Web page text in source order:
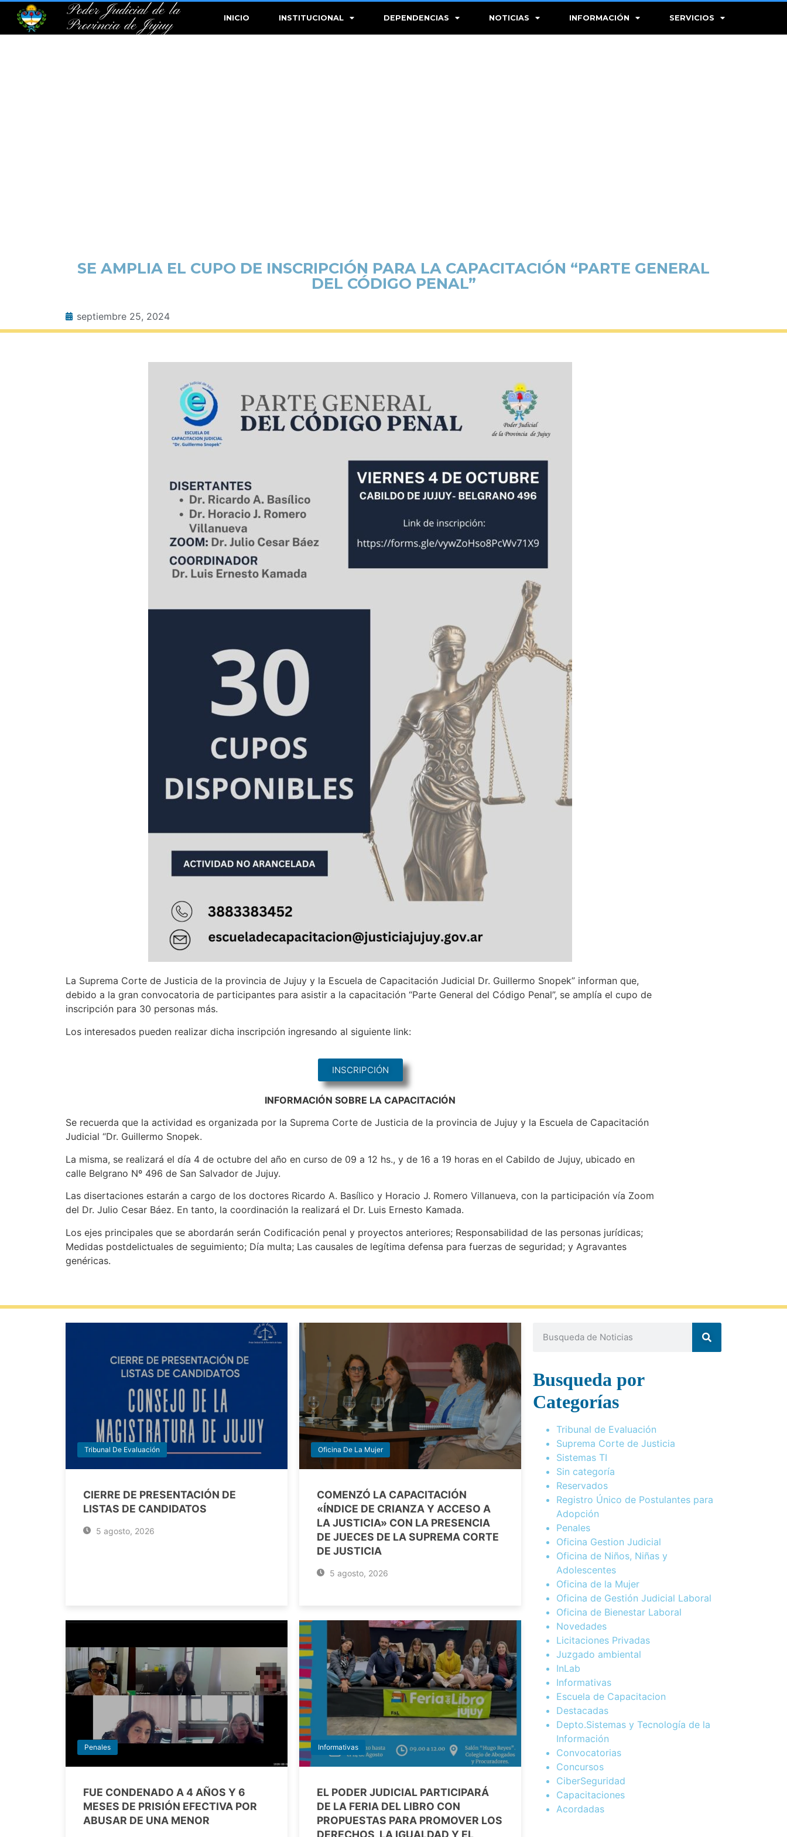
Poder Judicial de la
Provincia de Jujuy
INICIO INSTITUCIONAL DEPENDENCIAS NOTICIAS INFORMACIÓN SERVICIOS
SE AMPLIA EL CUPO DE INSCRIPCIÓN PARA LA CAPACITACIÓN “PARTE GENERAL
DEL CÓDIGO PENAL”
septiembre 25, 2024
La Suprema Corte de Justicia de la provincia de Jujuy y la Escuela de Capacitación Judicial Dr. Guillermo Snopek” informan que,
debido a la gran convocatoria de participantes para asistir a la capacitación “Parte General del Código Penal”, se amplía el cupo de
inscripción para 30 personas más.
Los interesados pueden realizar dicha inscripción ingresando al siguiente link:
INSCRIPCIÓN
INFORMACIÓN SOBRE LA CAPACITACIÓN
Se recuerda que la actividad es organizada por la Suprema Corte de Justicia de la provincia de Jujuy y la Escuela de Capacitación
Judicial “Dr. Guillermo Snopek.
La misma, se realizará el día 4 de octubre del año en curso de 09 a 12 hs., y de 16 a 19 horas en el Cabildo de Jujuy, ubicado en
calle Belgrano Nº 496 de San Salvador de Jujuy.
Las disertaciones estarán a cargo de los doctores Ricardo A. Basílico y Horacio J. Romero Villanueva, con la participación vía Zoom
del Dr. Julio Cesar Báez. En tanto, la coordinación la realizará el Dr. Luis Ernesto Kamada.
Los ejes principales que se abordarán serán Codificación penal y proyectos anteriores; Responsabilidad de las personas jurídicas;
Medidas postdelictuales de seguimiento; Día multa; Las causales de legítima defensa para fuerzas de seguridad; y Agravantes
genéricas.
Tribunal De Evaluación
CIERRE DE PRESENTACIÓN DE
LISTAS DE CANDIDATOS
5 agosto, 2026
Oficina De La Mujer
COMENZÓ LA CAPACITACIÓN
«ÍNDICE DE CRIANZA Y ACCESO A
LA JUSTICIA» CON LA PRESENCIA
DE JUECES DE LA SUPREMA CORTE
DE JUSTICIA
5 agosto, 2026
Penales
FUE CONDENADO A 4 AÑOS Y 6
MESES DE PRISIÓN EFECTIVA POR
ABUSAR DE UNA MENOR
Informativas
EL PODER JUDICIAL PARTICIPARÁ
DE LA FERIA DEL LIBRO CON
PROPUESTAS PARA PROMOVER LOS
DERECHOS, LA IGUALDAD Y EL
Busqueda por
Categorías
Tribunal de Evaluación
Suprema Corte de Justicia
Sistemas TI
Sin categoría
Reservados
Registro Único de Postulantes para
Adopción
Penales
Oficina Gestion Judicial
Oficina de Niños, Niñas y
Adolescentes
Oficina de la Mujer
Oficina de Gestión Judicial Laboral
Oficina de Bienestar Laboral
Novedades
Licitaciones Privadas
Juzgado ambiental
InLab
Informativas
Escuela de Capacitacion
Destacadas
Depto.Sistemas y Tecnología de la
Información
Convocatorias
Concursos
CiberSeguridad
Capacitaciones
Acordadas